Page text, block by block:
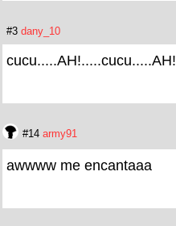
#3 dany_10
cucu.....AH!.....cucu.....AH!
#14 army91
awwww me encantaaa